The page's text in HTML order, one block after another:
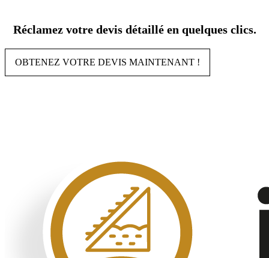
contenu
Réclamez votre devis détaillé en quelques clics.
OBTENEZ VOTRE DEVIS MAINTENANT !